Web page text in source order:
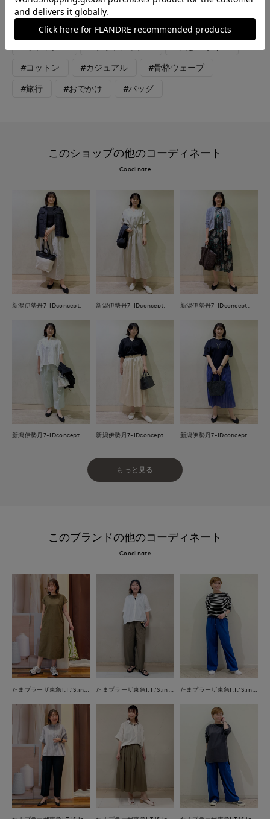
#カットソー #ブラウス #パンツ #シャツ
#コットン #カジュアル #骨格ウェーブ
#旅行 #おでかけ #バッグ
このショップの他のコーディネート
Coodinate
新潟伊勢丹7-IDconcept. 新潟伊勢丹7-IDconcept. 新潟伊勢丹7-IDconcept.
新潟伊勢丹7-IDconcept. 新潟伊勢丹7-IDconcept. 新潟伊勢丹7-IDconcept.
もっと見る
このブランドの他のコーディネート
Coodinate